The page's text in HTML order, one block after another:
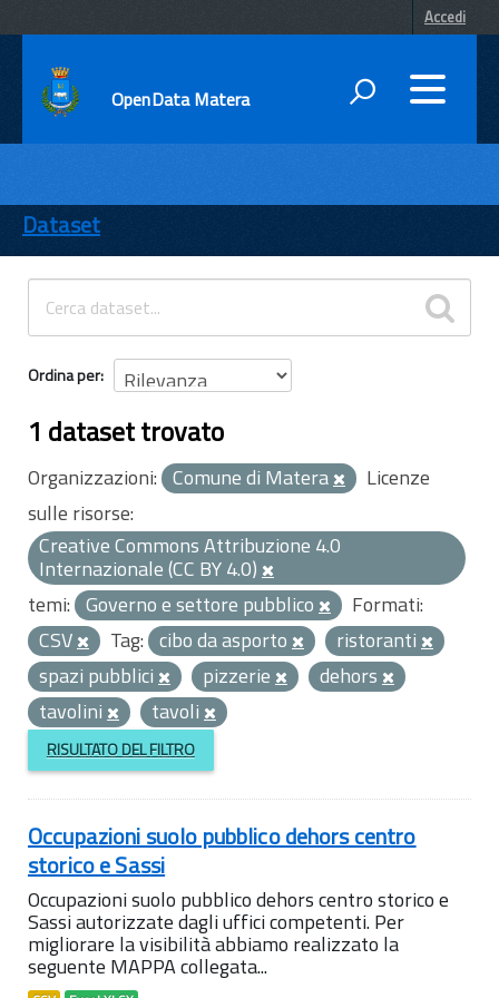
Accedi
OpenData Matera
ENTI
TEMI
INFORMAZIONI
Dataset
Ordina per
1 dataset trovato
Organizzazioni: Comune di Matera
Licenze
sulle risorse:
Creative Commons Attribuzione 4.0
Internazionale (CC BY 4.0)
temi: Governo e settore pubblico
Formati:
CSV
Tag: cibo da asporto
ristoranti
spazi pubblici
pizzerie
dehors
tavolini
tavoli
RISULTATO DEL FILTRO
Occupazioni suolo pubblico dehors centro
storico e Sassi
Occupazioni suolo pubblico dehors centro storico e
Sassi autorizzate dagli uffici competenti. Per
migliorare la visibilità abbiamo realizzato la
seguente MAPPA collegata...